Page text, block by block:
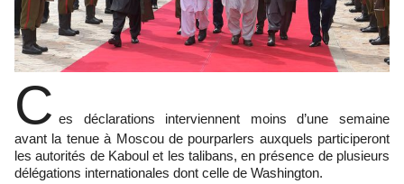
C es déclarations interviennent moins d’une semaine
avant la tenue à Moscou de pourparlers auxquels participeront
les autorités de Kaboul et les talibans, en présence de plusieurs
délégations internationales dont celle de Washington.